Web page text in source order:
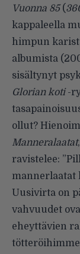
Vuonna 85(
kappaleella
himpun
albumista
sisältynyt
Glorian koti-
ollut?
Manneralaatat
ravistelee:
mannerlaatat
Uusivirta on
vahvuudet
eheyttävien
tötteröihimme